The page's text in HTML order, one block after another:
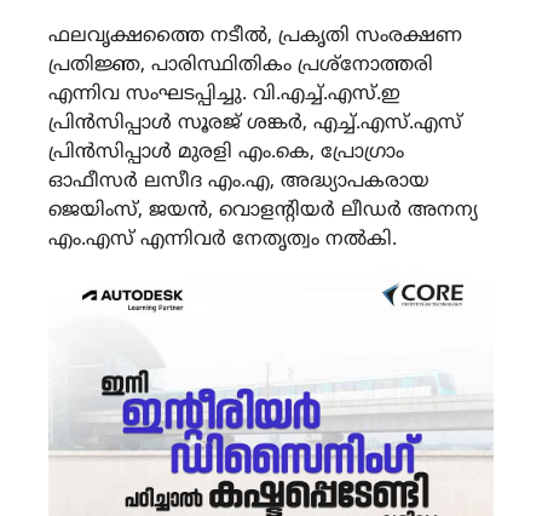
ഫലവൃക്ഷത്തൈ നടീൽ, പ്രകൃതി സംരക്ഷണ
പ്രതിജ്ഞ, പാരിസ്ഥിതികം പ്രശ്നോത്തരി
എന്നിവ സംഘടപ്പിച്ചു. വി.എച്ച്.എസ്.ഇ
പ്രിൻസിപ്പാൾ സൂരജ് ശങ്കർ, എച്ച്.എസ്.എസ്
പ്രിൻസിപ്പാൾ മുരളി എം.കെ, പ്രോഗ്രാം
ഓഫീസർ ലസീദ എം.എ, അദ്ധ്യാപകരായ
ജെയിംസ്, ജയൻ, വൊളൻ്റിയർ ലീഡർ അനന്യ
എം.എസ് എന്നിവർ നേതൃത്വം നൽകി.